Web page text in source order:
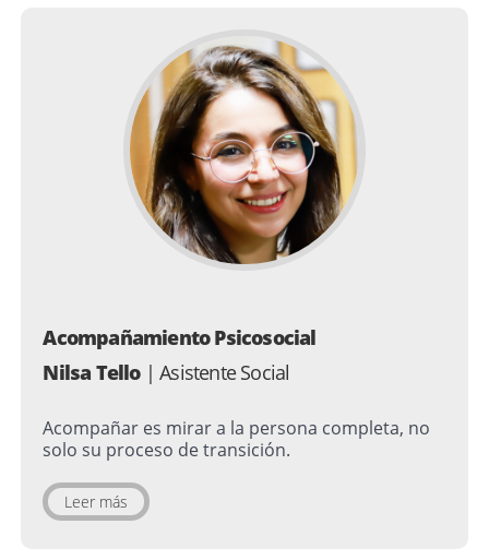
Acompañamiento Psicosocial
Nilsa Tello| Asistente Social
Acompañar es mirar a la persona completa, no
solo su proceso de transición.
Leer más